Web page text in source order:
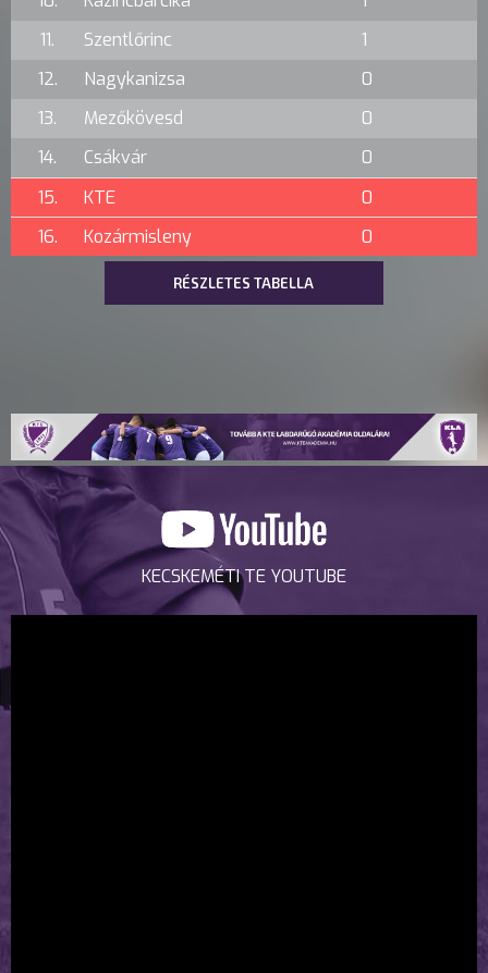
11.
Szentlőrinc
1
12.
Nagykanizsa
0
13.
Mezőkövesd
0
14.
Csákvár
0
15.
KTE
0
16.
Kozármisleny 0
RÉSZLETES TABELLA
KECSKEMÉTI TE YOUTUBE